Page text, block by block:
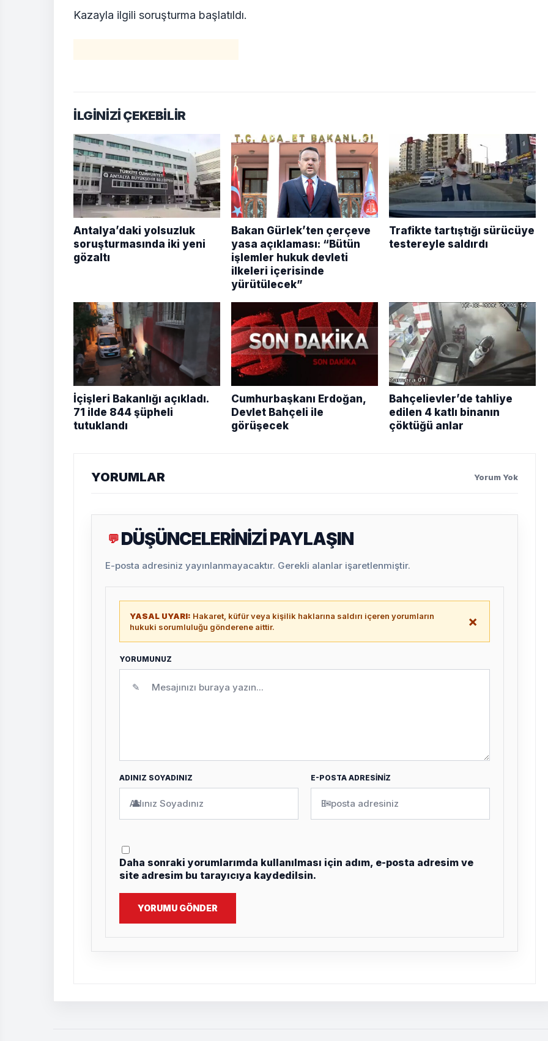
Kazayla ilgili soruşturma başlatıldı.
İLGİNİZİ ÇEKEBİLİR
Antalya’daki yolsuzluk
soruşturmasında iki yeni
gözaltı
Bakan Gürlek’ten çerçeve
yasa açıklaması: “Bütün
işlemler hukuk devleti
ilkeleri içerisinde
yürütülecek”
Trafikte tartıştığı sürücüye
testereyle saldırdı
İçişleri Bakanlığı açıkladı.
71 ilde 844 şüpheli
tutuklandı
Cumhurbaşkanı Erdoğan,
Devlet Bahçeli ile
görüşecek
Bahçelievler’de tahliye
edilen 4 katlı binanın
çöktüğü anlar
YORUMLAR Yorum Yok
💬 DÜŞÜNCELERİNİZİ PAYLAŞIN
E-posta adresiniz yayınlanmayacaktır. Gerekli alanlar işaretlenmiştir.
YASAL UYARI: Hakaret, küfür veya kişilik haklarına saldırı içeren yorumların
hukuki sorumluluğu gönderene aittir.
×
YORUMUNUZ
✎
ADINIZ SOYADINIZ
👤
E-POSTA ADRESİNİZ
✉
Daha sonraki yorumlarımda kullanılması için adım, e-posta adresim ve
site adresim bu tarayıcıya kaydedilsin.
YORUMU GÖNDER